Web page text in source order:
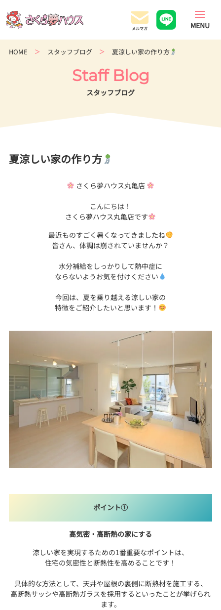
の
超
ー
コ
門
HOME スタッフブログ 夏涼しい家の作り方
Staff Blog
スタッフブログ
夏涼しい家の作り方
さくら夢ハウス丸亀店
こんにちは！
さくら夢ハウス丸亀店です
最近ものすごく暑くなってきましたね
皆さん、体調は崩されていませんか？
水分補給をしっかりして熱中症に
ならないようお気を付けください
今回は、夏を乗り越える涼しい家の
特徴をご紹介したいと思います！
ポイント①
高気密・高断熱の家にする
涼しい家を実現するための1番重要なポイントは、
住宅の気密性と断熱性を高めることです！
具体的な方法として、天井や屋根の裏側に断熱材を施工する、
高断熱サッシや高断熱ガラスを採用するといったことが挙げられ
ます。